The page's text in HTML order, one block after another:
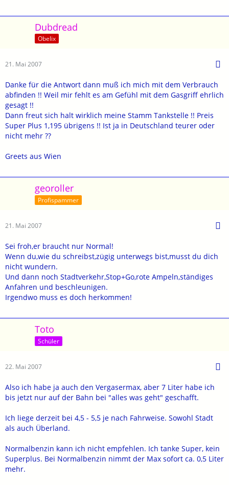
Dubdread
Obelix
21. Mai 2007
Danke für die Antwort dann muß ich mich mit dem Verbrauch
abfinden !! Weil mir fehlt es am Gefühl mit dem Gasgriff ehrlich
gesagt !!
Dann freut sich halt wirklich meine Stamm Tankstelle !! Preis
Super Plus 1,195 übrigens !! Ist ja in Deutschland teurer oder
nicht mehr ??
Greets aus Wien
georoller
Profispammer
21. Mai 2007
Sei froh,er braucht nur Normal!
Wenn du,wie du schreibst,zügig unterwegs bist,musst du dich
nicht wundern.
Und dann noch Stadtverkehr,Stop+Go,rote Ampeln,ständiges
Anfahren und beschleunigen.
Irgendwo muss es doch herkommen!
Toto
Schüler
22. Mai 2007
Also ich habe ja auch den Vergasermax, aber 7 Liter habe ich
bis jetzt nur auf der Bahn bei "alles was geht" geschafft.
Ich liege derzeit bei 4,5 - 5,5 je nach Fahrweise. Sowohl Stadt
als auch Überland.
Normalbenzin kann ich nicht empfehlen. Ich tanke Super, kein
Superplus. Bei Normalbenzin nimmt der Max sofort ca. 0,5 Liter
mehr.